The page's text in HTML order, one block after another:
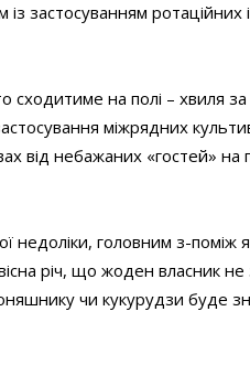
застосуванням ротаційних
сходитиме на полі – хвиля
міжрядних
від небажаних «гостей» на
недоліки, головним з-поміж
річ, що жоден власник не
чи кукурудзи буде